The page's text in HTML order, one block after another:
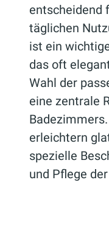
entscheidend
täglichen
ist ein
das oft
Wahl der
eine zentrale
erleichtern
spezielle
und Pflege